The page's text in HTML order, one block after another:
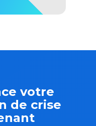
votre
de crise